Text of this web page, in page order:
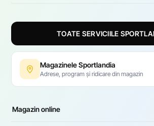
TOATE SERVICIILE
Magazinele Sportlandia
Adrese, program și ridicare din magazin
Magazin online